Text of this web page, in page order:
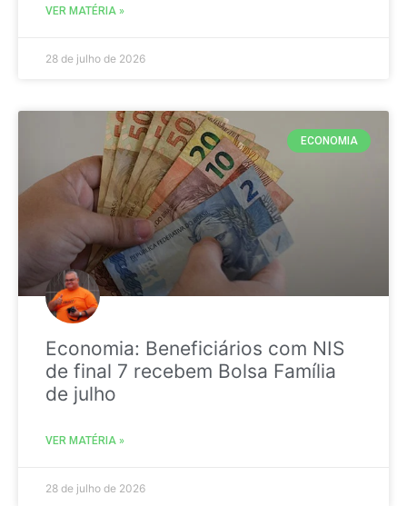
VER MATÉRIA »
28 de julho de 2026
ECONOMIA
Economia: Beneficiários com NIS
de final 7 recebem Bolsa Família
de julho
VER MATÉRIA »
28 de julho de 2026